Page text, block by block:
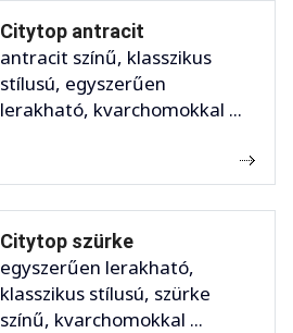
Citytop antracit
antracit színű, klasszikus
stílusú, egyszerűen
lerakható, kvarchomokkal ...
Citytop szürke
egyszerűen lerakható,
klasszikus stílusú, szürke
színű, kvarchomokkal ...